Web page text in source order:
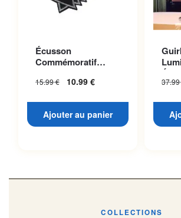
Écusson
Commémoratif
15.99€ 10.99 €
Ajouter au panier
37.99
COLLECTIONS